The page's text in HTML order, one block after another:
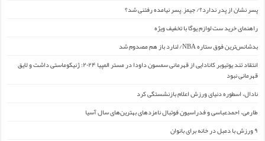
پسر نشان از پدر ندارد؟/ جیمز ِ پسر نیامده رفتنی شد؟
راهنمای خرید ست لوازم یوگا با تخفیف ویژه
بدشانس‌ترین فوق ستاره NBA/ لنارد باز هم مصدوم شد
انتقاد تند یوتیوبر کانادایی از قهرمانی سمسون داودا در مستر المپیا ۲۰۲۴: ژنیکوماستی داشت و لایق
قهرمانی نبود
نادال، اسطوره دنیای ورزش اعلام بازنشستگی کرد
طارمی، احمدعباسی و فدراسیون فوتبال نامزدهای بهترین‌های سال آسیا
۹ ورزش با دمبل در خانه برای بانوان